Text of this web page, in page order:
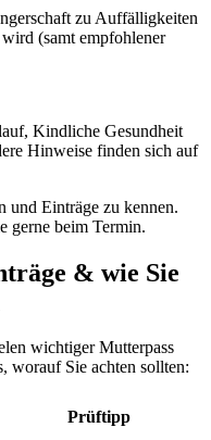
zu Auffälligkeiten
(samt empfohlener
Kindliche Gesundheit
Hinweise finden sich auf
und Einträge zu kennen.
gerne beim Termin.
& wie Sie
wichtiger Mutterpass
worauf Sie achten sollten:
Prüftipp